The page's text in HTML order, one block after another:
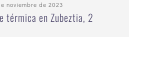
noviembre de 2023
térmica en Zubeztia, 2